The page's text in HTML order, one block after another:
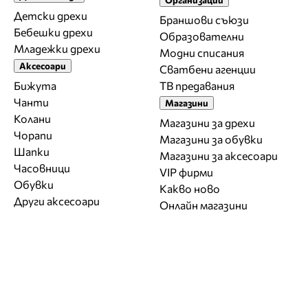
Детски дрехи
Бебешки дрехи
Младежки дрехи
Аксесоари
Бижута
Чанти
Колани
Чорапи
Шапки
Часовници
Обувки
Други аксесоари
Браншови съюзи
Образователни
Модни списания
Сватбени агенции
ТВ предавания
Магазини
Магазини за дрехи
Магазини за обувки
Магазини за aксесоари
VIP фирми
Какво ново
Онлайн магазини